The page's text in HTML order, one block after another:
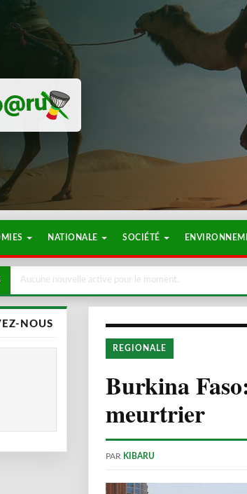
NATIONALE SOCIÉTÉ
Aucune nouvelle active pour le moment.
NOUS
REGIONALE
Burkina
meurtrier
PAR KIBARU